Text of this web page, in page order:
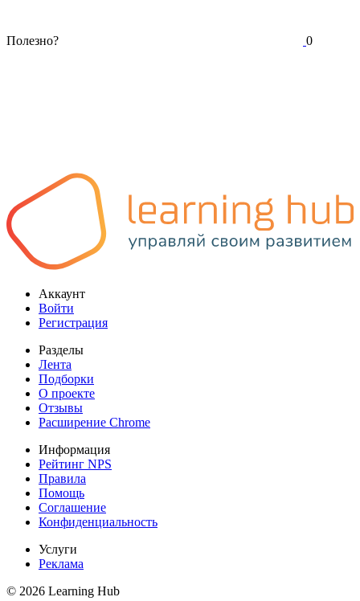
Полезно? 0
Аккаунт
Войти
Регистрация
Разделы
Лента
Подборки
О проекте
Отзывы
Расширение Chrome
Информация
Рейтинг NPS
Правила
Помощь
Соглашение
Конфиденциальность
Услуги
Реклама
© 2026 Learning Hub